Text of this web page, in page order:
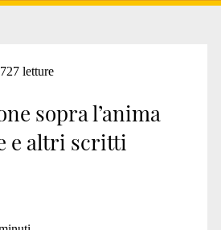
letture
sopra l’anima
e altri scritti